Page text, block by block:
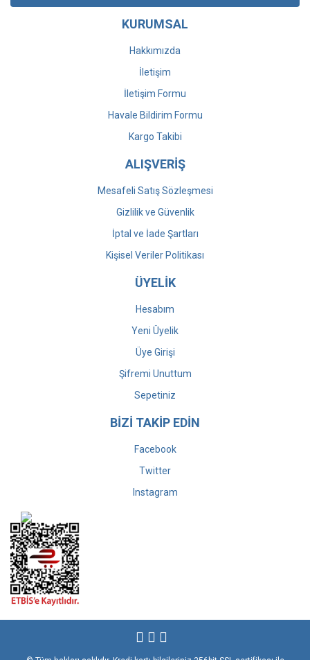
KURUMSAL
Hakkımızda
İletişim
İletişim Formu
Havale Bildirim Formu
Kargo Takibi
ALIŞVERİŞ
Mesafeli Satış Sözleşmesi
Gizlilik ve Güvenlik
İptal ve İade Şartları
Kişisel Veriler Politikası
ÜYELİK
Hesabım
Yeni Üyelik
Üye Girişi
Şifremi Unuttum
Sepetiniz
BİZİ TAKİP EDİN
Facebook
Twitter
Instagram